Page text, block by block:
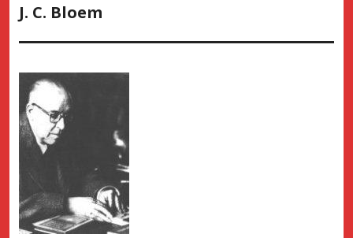
J. C. Bloem